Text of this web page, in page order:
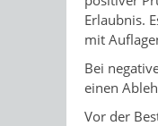
Erlaubnis.
mit
Bei
einen
Vor der